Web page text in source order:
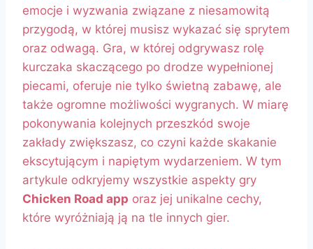
emocje i wyzwania związane z niesamowitą
przygodą, w której musisz wykazać się sprytem
oraz odwagą. Gra, w której odgrywasz rolę
kurczaka skaczącego po drodze wypełnionej
piecami, oferuje nie tylko świetną zabawę, ale
także ogromne możliwości wygranych. W miarę
pokonywania kolejnych przeszkód swoje
zakłady zwiększasz, co czyni każde skakanie
ekscytującym i napiętym wydarzeniem. W tym
artykule odkryjemy wszystkie aspekty gry
Chicken Road app oraz jej unikalne cechy,
które wyróżniają ją na tle innych gier.